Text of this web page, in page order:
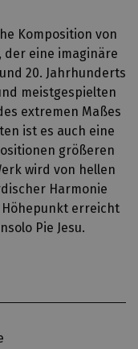
Komposition von
der eine imaginäre
20. Jahrhunderts
meistgespielten
extremen Maßes
ist es auch eine
größeren
wird von hellen
Harmonie
erreicht
Pie Jesu.